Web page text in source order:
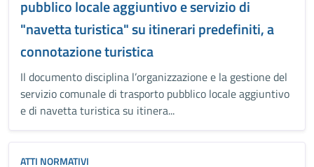
pubblico locale aggiuntivo e servizio di
"navetta turistica" su itinerari predefiniti, a
connotazione turistica
Il documento disciplina l’organizzazione e la gestione del
servizio comunale di trasporto pubblico locale aggiuntivo
e di navetta turistica su itinera...
ATTI NORMATIVI